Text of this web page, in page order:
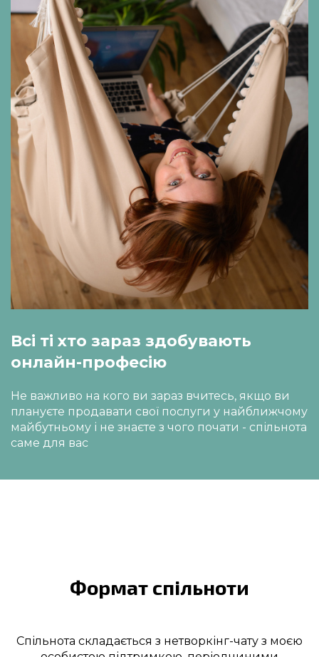
Всі ті хто зараз здобувають
онлайн-професію
Не важливо на кого ви зараз вчитесь, якщо ви
плануєте продавати свої послуги у найближчому
майбутньому і не знаєте з чого почати - спільнота
саме для вас
Формат спільноти
Спільнота складається з нетворкінг-чату з моєю